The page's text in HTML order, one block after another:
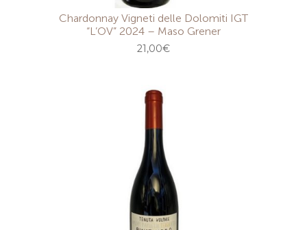
Chardonnay Vigneti delle Dolomiti IGT
“L’OV” 2024 – Maso Grener
21,00€